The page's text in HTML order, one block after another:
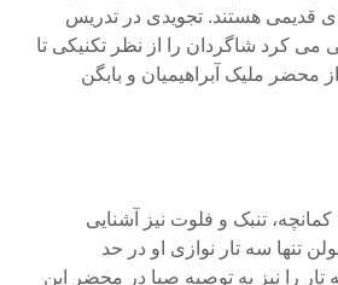
قدیمی هستند. تجویدی در تدریس
می کرد شاگردان را از نظر تکنیکی تا
ملیک آبراهیمیان و بابگن
تنبک و فلوت نیز آشنایی
تنها سه تار نوازی او در حد
را نیز به توصیه صبا در محضر این